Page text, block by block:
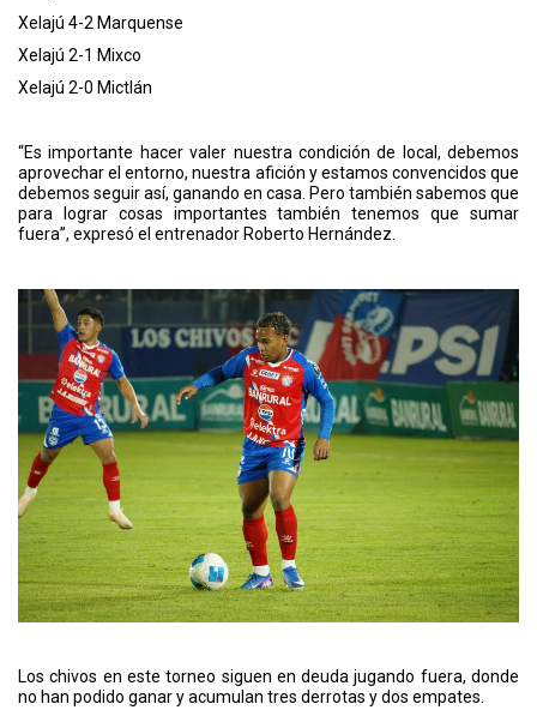
Xelajú 4-2 Marquense
Xelajú 2-1 Mixco
Xelajú 2-0 Mictlán
“Es importante hacer valer nuestra condición de local, debemos
aprovechar el entorno, nuestra afición y estamos convencidos que
debemos seguir así, ganando en casa. Pero también sabemos que
para lograr cosas importantes también tenemos que sumar
fuera”, expresó el entrenador Roberto Hernández.
Los chivos en este torneo siguen en deuda jugando fuera, donde
no han podido ganar y acumulan tres derrotas y dos empates.